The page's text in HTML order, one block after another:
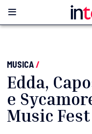
MUSICA/
Edda,
e
Music Fest